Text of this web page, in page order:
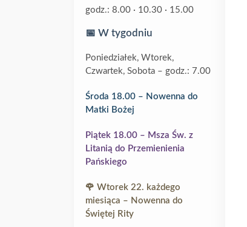
godz.: 8.00 · 10.30 · 15.00
📅 W tygodniu
Poniedziałek, Wtorek,
Czwartek, Sobota – godz.: 7.00
Środa 18.00 – Nowenna do
Matki Bożej
Piątek 18.00 – Msza Św. z
Litanią do Przemienienia
Pańskiego
🌹 Wtorek 22. każdego
miesiąca – Nowenna do
Świętej Rity